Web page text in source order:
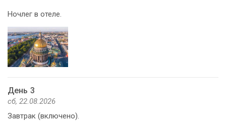
Ночлег в отеле.
День 3
сб, 22.08.2026
Завтрак (включено).